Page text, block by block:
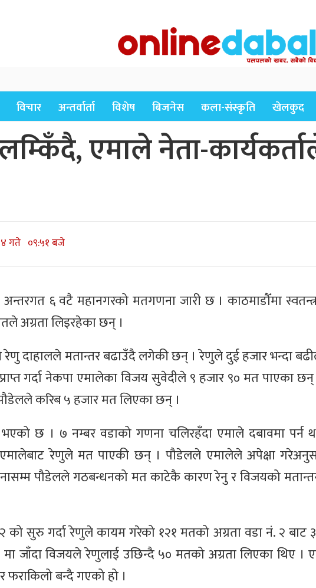
विचार अन्तर्वार्ता विशेष बिजनेस कला-संस्कृति खेलकुद
एमाले नेता-
गते ०९:५१ बजे
अन्तरगत ६ वटै महानगरको मतगणना जारी छ । काठमाडौँमा
अग्रता लिइरहेका छन् ।
रेणु दाहालले मतान्तर बढाउँदै लगेकी छन् । रेणुले दुई हजार भन्दा
गर्दा नेकपा एमालेका विजय सुवेदीले ९ हजार ९० मत पाएका छन्
करिब ५ हजार मत लिएका छन् ।
भएको छ । ७ नम्बर वडाको गणना चलिरहँदा एमाले दबावमा पर्न
रेणुले मत पाएकी छन् । पौडेलले एमालेले अपेक्षा
पौडेलले गठबन्धनको मत काटेकै कारण रेनु र विजयको
सुरु गर्दा रेणुले कायम गरेको १२१ मतको अग्रता वडा नं. २ बाट
जाँदा विजयले रेणुलाई उछिन्दै ५० मतको अग्रता लिएका थिए ।
बन्दै गएको हो ।